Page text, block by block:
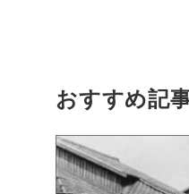
おすすめ記